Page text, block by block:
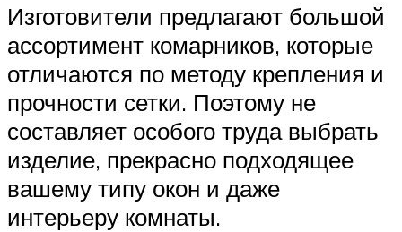
Изготовители предлагают большой
ассортимент комарников, которые
отличаются по методу крепления и
прочности сетки. Поэтому не
составляет особого труда выбрать
изделие, прекрасно подходящее
вашему типу окон и даже
интерьеру комнаты.